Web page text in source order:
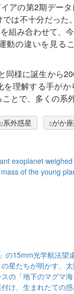
アの第2期デー
では不十分だっ
組み合わせて、
動の違いを見る
同様に誕生から
を理解する手が
とで、多くの系
系外惑星 がか
exoplanet
of the young
の15mm光学航法
星たちが明かす、
の「地下のマグマ
け、生まれたての